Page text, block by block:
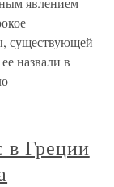
существующей
назвали в
в Греции